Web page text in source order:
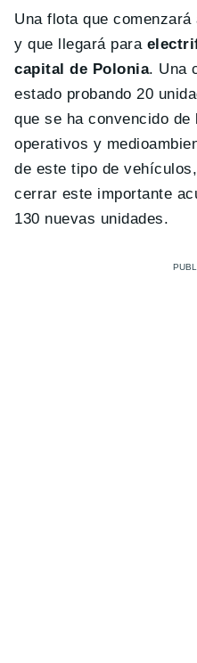
Una flota que
y que llegará para
capital de Polonia. Una
estado probando 20
que se ha convencido
operativos y
de este tipo de
cerrar este importante
130 nuevas unidades.